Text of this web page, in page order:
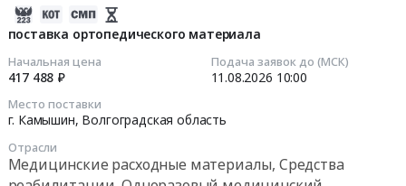
поставка ортопедического материала
Начальная цена
417 488 ₽
Подача заявок до (МСК)
11.08.2026 10:00
Место поставки
г. Камышин, Волгоградская область
Отрасли
Медицинские расходные материалы, Средства